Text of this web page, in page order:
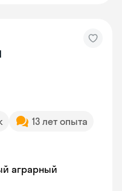
13 лет опыта
аграрный